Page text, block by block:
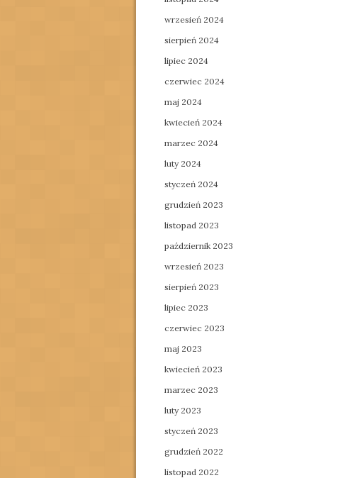
wrzesień 2024
sierpień 2024
lipiec 2024
czerwiec 2024
maj 2024
kwiecień 2024
marzec 2024
luty 2024
styczeń 2024
grudzień 2023
listopad 2023
październik 2023
wrzesień 2023
sierpień 2023
lipiec 2023
czerwiec 2023
maj 2023
kwiecień 2023
marzec 2023
luty 2023
styczeń 2023
grudzień 2022
listopad 2022